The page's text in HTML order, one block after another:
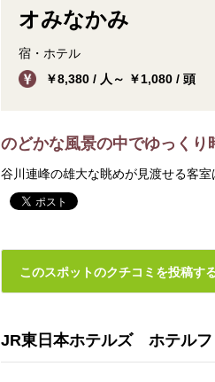
オみなかみ
宿・ホテル
￥8,380 / 人～ ￥1,080 / 頭
のどかな風景の中でゆっくり
谷川連峰の雄大な眺めが見渡せる客
このスポットのクチコミを投稿す
JR東日本ホテルズ ホテルフ